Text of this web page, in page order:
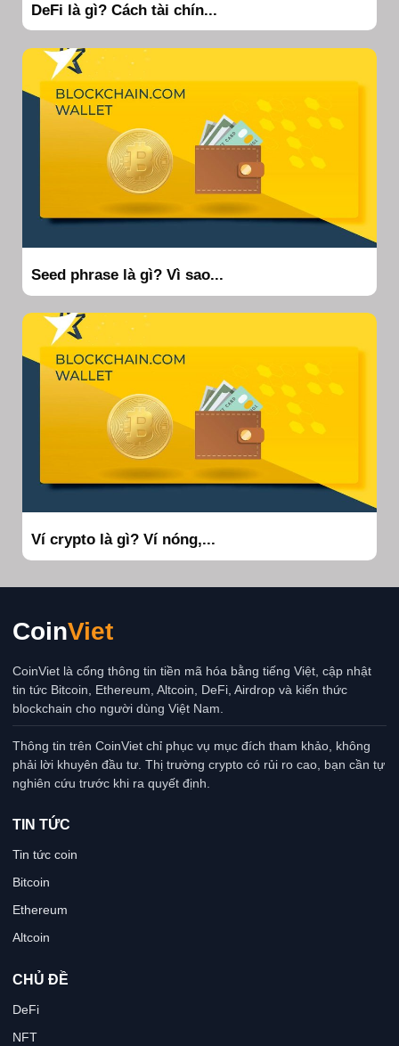
DeFi là gì? Cách tài chín...
Seed phrase là gì? Vì sao...
Ví crypto là gì? Ví nóng,...
CoinViet
CoinViet là cổng thông tin tiền mã hóa bằng tiếng Việt, cập nhật
tin tức Bitcoin, Ethereum, Altcoin, DeFi, Airdrop và kiến thức
blockchain cho người dùng Việt Nam.
Thông tin trên CoinViet chỉ phục vụ mục đích tham khảo, không
phải lời khuyên đầu tư. Thị trường crypto có rủi ro cao, bạn cần tự
nghiên cứu trước khi ra quyết định.
TIN TỨC
Tin tức coin
Bitcoin
Ethereum
Altcoin
CHỦ ĐỀ
DeFi
NFT